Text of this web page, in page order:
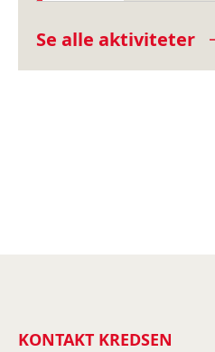
Se alle aktiviteter
KONTAKT KREDSEN